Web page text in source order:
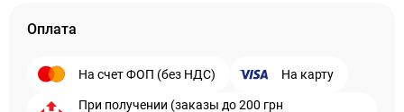
Оплата
На счет ФОП (без НДС) На карту
При получении (заказы до 200 грн